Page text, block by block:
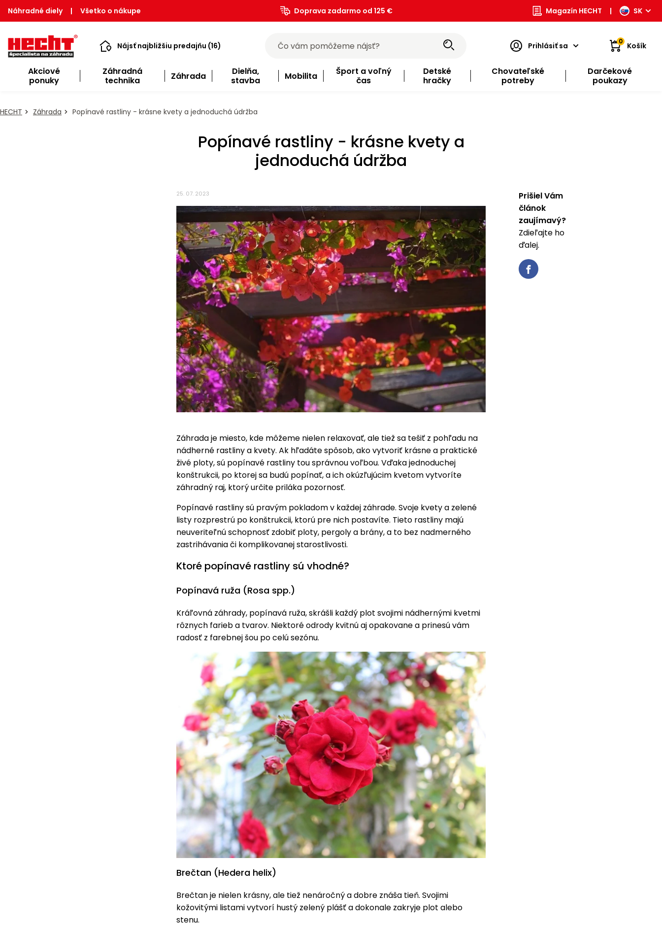
Náhradné diely | Všetko o nákupe Doprava zadarmo od 125 € Magazín HECHT | SK
Nájsť najbližšiu predajňu (16) Prihlásiť sa 0 Košík
Akciové
ponuky
Záhradná
technika
Záhrada
Dielňa,
stavba
Mobilita
Šport a voľný
čas
Detské
hračky
Chovateľské
potreby
Darčekové
poukazy
HECHT Záhrada Popínavé rastliny - krásne kvety a jednoduchá údržba
Popínavé rastliny - krásne kvety a
jednoduchá údržba
25. 07. 2023
Záhrada je miesto, kde môžeme nielen relaxovať, ale tiež sa tešiť z pohľadu na
nádherné rastliny a kvety. Ak hľadáte spôsob, ako vytvoriť krásne a praktické
živé ploty, sú popínavé rastliny tou správnou voľbou. Vďaka jednoduchej
konštrukcii, po ktorej sa budú popínať, a ich okúzľujúcim kvetom vytvoríte
záhradný raj, ktorý určite priláka pozornosť.
Popínavé rastliny sú pravým pokladom v každej záhrade. Svoje kvety a zelené
listy rozprestrú po konštrukcii, ktorú pre nich postavíte. Tieto rastliny majú
neuveriteľnú schopnosť zdobiť ploty, pergoly a brány, a to bez nadmerného
zastrihávania či komplikovanej starostlivosti.
Ktoré popínavé rastliny sú vhodné?
Popínavá ruža (Rosa spp.)
Kráľovná záhrady, popínavá ruža, skrášli každý plot svojimi nádhernými kvetmi
rôznych farieb a tvarov. Niektoré odrody kvitnú aj opakovane a prinesú vám
radosť z farebnej šou po celú sezónu.
Brečtan (Hedera helix)
Brečtan je nielen krásny, ale tiež nenáročný a dobre znáša tieň. Svojimi
kožovitými listami vytvorí hustý zelený plášť a dokonale zakryje plot alebo
stenu.
Prišiel Vám
článok
zaujímavý?
Zdieľajte ho
ďalej.